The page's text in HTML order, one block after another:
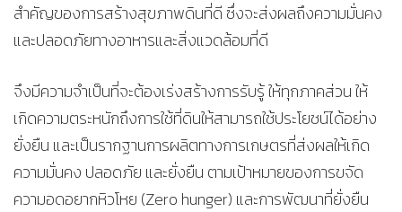
สําคัญของการสร้างสุขภาพดินที่ดี ซึ่งจะส่งผลถึงความมั่นคง
และปลอดภัยทางอาหารและสิ่งแวดล้อมที่ดี
จึงมีความจำเป็นที่จะต้องเร่งสร้างการรับรู้ ให้ทุกภาคส่วน ให้
เกิดความตระหนักถึงการใช้ที่ดินให้สามารถใช้ประโยชน์ได้อย่าง
ยั่งยืน และเป็นรากฐานการผลิตทางการเกษตรที่ส่งผลให้เกิด
ความมั่นคง ปลอดภัย และยั่งยืน ตามเป้าหมายของการขจัด
ความอดอยากหิวโหย (Zero hunger) และการพัฒนาที่ยั่งยืน